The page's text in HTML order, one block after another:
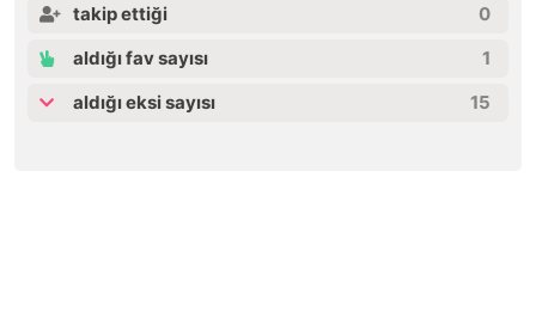
takip ettiği
0
aldığı fav sayısı
1
aldığı eksi sayısı
15